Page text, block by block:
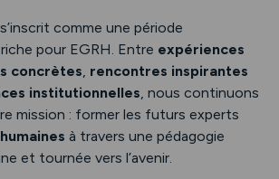
comme une période
pour EGRH. Entre expériences
concrètes, rencontres inspirantes
institutionnelles, nous continuons
mission : former les futurs experts
à travers une pédagogie
et tournée vers l’avenir.